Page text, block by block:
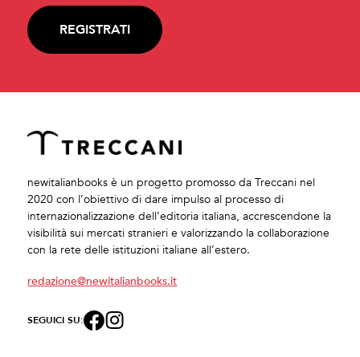
REGISTRATI
newitalianbooks è un progetto promosso da Treccani nel
2020 con l’obiettivo di dare impulso al processo di
internazionalizzazione dell’editoria italiana, accrescendone la
visibilità sui mercati stranieri e valorizzando la collaborazione
con la rete delle istituzioni italiane all’estero.
redazione@newitalianbooks.it
SEGUICI SU: